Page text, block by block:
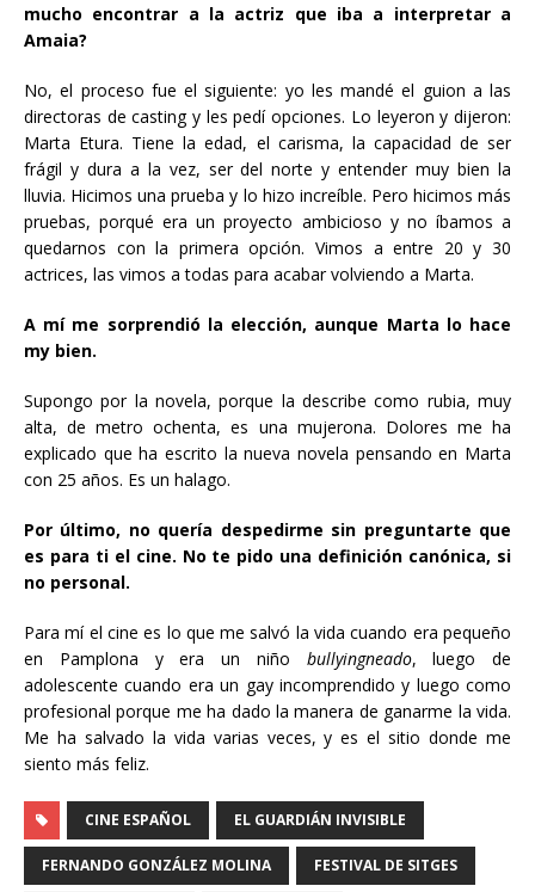
mucho encontrar a la actriz que iba a interpretar a
Amaia?
No, el proceso fue el siguiente: yo les mandé el guion a las
directoras de casting y les pedí opciones. Lo leyeron y dijeron:
Marta Etura. Tiene la edad, el carisma, la capacidad de ser
frágil y dura a la vez, ser del norte y entender muy bien la
lluvia. Hicimos una prueba y lo hizo increíble. Pero hicimos más
pruebas, porqué era un proyecto ambicioso y no íbamos a
quedarnos con la primera opción. Vimos a entre 20 y 30
actrices, las vimos a todas para acabar volviendo a Marta.
A mí me sorprendió la elección, aunque Marta lo hace
my bien.
Supongo por la novela, porque la describe como rubia, muy
alta, de metro ochenta, es una mujerona. Dolores me ha
explicado que ha escrito la nueva novela pensando en Marta
con 25 años. Es un halago.
Por último, no quería despedirme sin preguntarte que
es para ti el cine. No te pido una definición canónica, si
no personal.
Para mí el cine es lo que me salvó la vida cuando era pequeño
en Pamplona y era un niño bullyingneado, luego de
adolescente cuando era un gay incomprendido y luego como
profesional porque me ha dado la manera de ganarme la vida.
Me ha salvado la vida varias veces, y es el sitio donde me
siento más feliz.
CINE ESPAÑOL EL GUARDIÁN INVISIBLE
FERNANDO GONZÁLEZ MOLINA FESTIVAL DE SITGES